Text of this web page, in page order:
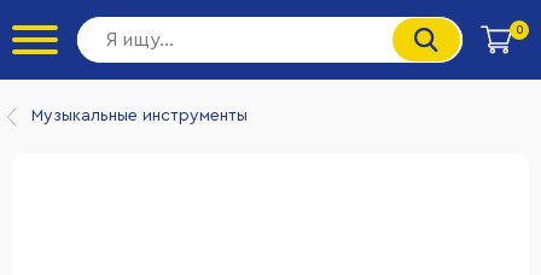
0
Музыкальные инструменты